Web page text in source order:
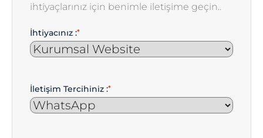
ihtiyaçlarınız için benimle iletişime geçin..
İhtiyacınız :*
İletişim Tercihiniz :*